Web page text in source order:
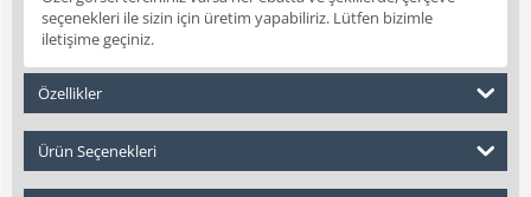
seçenekleri ile sizin için üretim yapabiliriz. Lütfen bizimle
iletişime geçiniz.
Özellikler
Ürün Seçenekleri